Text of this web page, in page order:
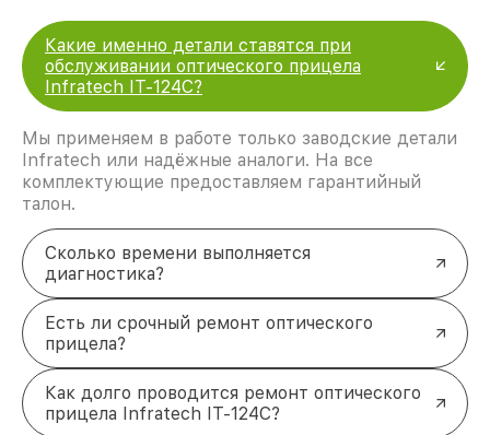
Какие именно детали ставятся при
обслуживании оптического прицела
Infratech IT-124C?
Мы применяем в работе только заводские детали
Infratech или надёжные аналоги. На все
комплектующие предоставляем гарантийный
талон.
Сколько времени выполняется
диагностика?
Есть ли срочный ремонт оптического
прицела?
Как долго проводится ремонт оптического
прицела Infratech IT-124C?